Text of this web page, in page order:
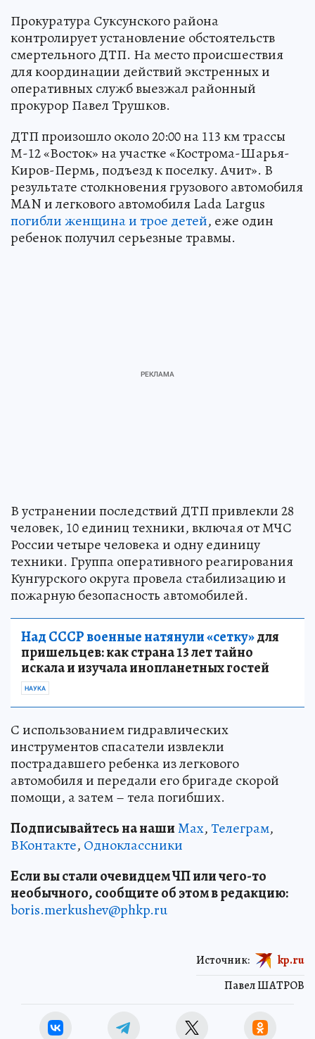
Прокуратура Суксунского района
контролирует установление обстоятельств
смертельного ДТП. На место происшествия
для координации действий экстренных и
оперативных служб выезжал районный
прокурор Павел Трушков.
ДТП произошло около 20:00 на 113 км трассы
М-12 «Восток» на участке «Кострома-Шарья-
Киров-Пермь, подъезд к поселку. Ачит». В
результате столкновения грузового автомобиля
MAN и легкового автомобиля Lada Largus
погибли женщина и трое детей, еже один
ребенок получил серьезные травмы.
В устранении последствий ДТП привлекли 28
человек, 10 единиц техники, включая от МЧС
России четыре человека и одну единицу
техники. Группа оперативного реагирования
Кунгурского округа провела стабилизацию и
пожарную безопасность автомобилей.
Над СССР военные натянули «сетку»для
пришельцев: как страна 13 лет тайно
искала и изучала инопланетных гостей
НАУКА
С использованием гидравлических
инструментов спасатели извлекли
пострадавшего ребенка из легкового
автомобиля и передали его бригаде скорой
помощи, а затем – тела погибших.
Подписывайтесь на нашиMax,Телеграм,
ВКонтакте, Одноклассники
Если вы стали очевидцем ЧП или чего-то
необычного, сообщите об этом в редакцию:
boris.merkushev@phkp.ru
Павел ШАТРОВ
Источник: kp.ru